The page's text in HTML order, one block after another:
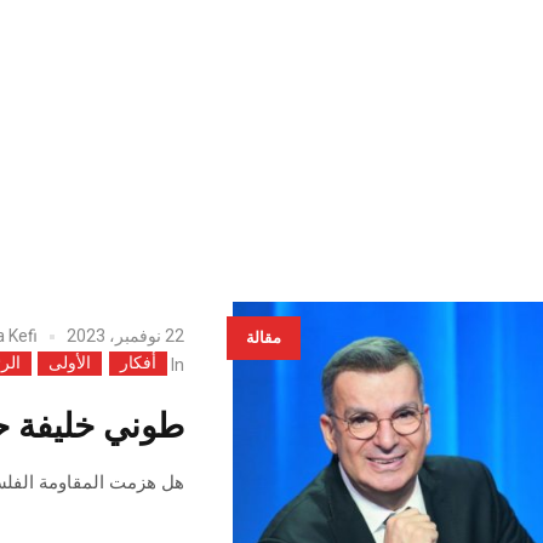
مقالة 22 نوفمبر، 2023
Kefi
In
أفكار الأولى
طوني خليفة
هل هزمت المقاومة